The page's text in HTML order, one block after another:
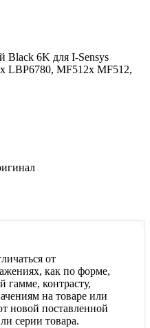
Black 6K для I-Sensys
LBP6780, MF512x MF512,
от
как по форме,
гамме, контрасту,
на товаре или
новой поставленной
серии товара.